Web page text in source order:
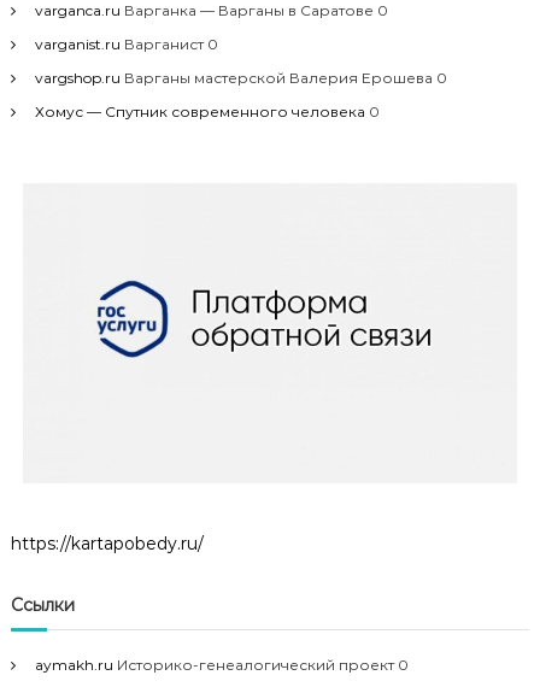
varganca.ru Варганка — Варганы в Саратове 0
varganist.ru Варганист 0
vargshop.ru Варганы мастерской Валерия Ерошева 0
Хомус — Спутник современного человека 0
https://kartapobedy.ru/
Ссылки
aymakh.ru Историко-генеалогический проект 0